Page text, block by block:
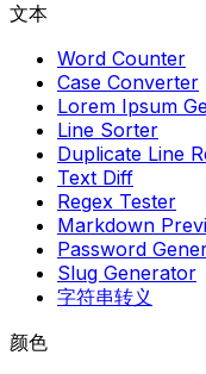
文本
Word Counter
Case Converter
Lorem Ipsum
Line Sorter
Duplicate Line
Text Diff
Regex Tester
Markdown
Password
Slug Generator
字符串转义
颜色